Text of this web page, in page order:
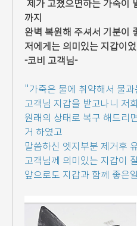
까지
완벽 복원해 주셔서 기분이
저에게는 의미있는 지갑이
-코비 고객님-
"가죽은 물에 취약해서 물
고객님 지갑을 받고나니 저
원래의 상태로 복구 해드리
거 하였고
말씀하신 엣지부분 제거후
고객님께 의미있는 지갑이
앞으로도 지갑과 함께 좋은